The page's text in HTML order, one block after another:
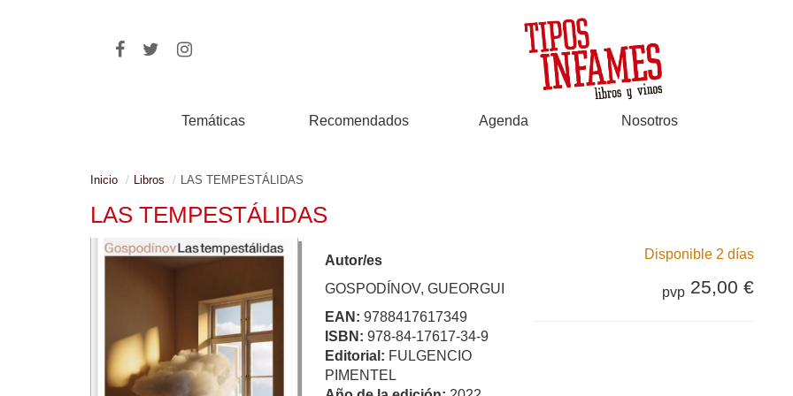
Temáticas Recomendados Agenda Nosotros
Inicio Libros LAS TEMPESTÁLIDAS
LAS TEMPESTÁLIDAS
Autor/es
GOSPODÍNOV, GUEORGUI
EAN: 9788417617349
ISBN: 978-84-17617-34-9
Editorial: FULGENCIO
PIMENTEL
Disponible 2 días
pvp 25,00 €